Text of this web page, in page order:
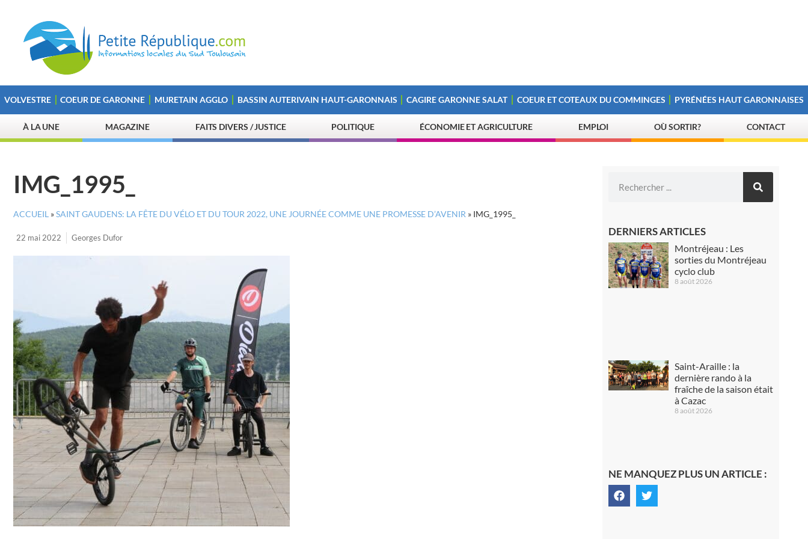
VOLVESTRE COEUR DE GARONNE MURETAIN AGGLO BASSIN AUTERIVAIN HAUT-GARONNAIS CAGIRE GARONNE SALAT COEUR ET COTEAUX DU COMMINGES PYRÉNÉES HAUT GARONNAISES
À LA UNE MAGAZINE FAITS DIVERS / JUSTICE POLITIQUE ÉCONOMIE ET AGRICULTURE EMPLOI OÙ SORTIR? CONTACT
IMG_1995_
ACCUEIL »SAINT GAUDENS: LA FÊTE DU VÉLO ET DU TOUR 2022, UNE JOURNÉE COMME UNE PROMESSE D’AVENIR » IMG_1995_
22 mai 2022 Georges Dufor DERNIERS ARTICLES
Montréjeau : Les
sorties du Montréjeau
cyclo club
8 août 2026
Saint-Araille : la
dernière rando à la
fraîche de la saison était
à Cazac
8 août 2026
NE MANQUEZ PLUS UN ARTICLE :